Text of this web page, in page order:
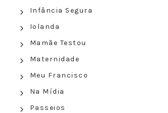
Infância Segura
Iolanda
Mamãe Testou
Maternidade
Meu Francisco
Na Mídia
Passeios